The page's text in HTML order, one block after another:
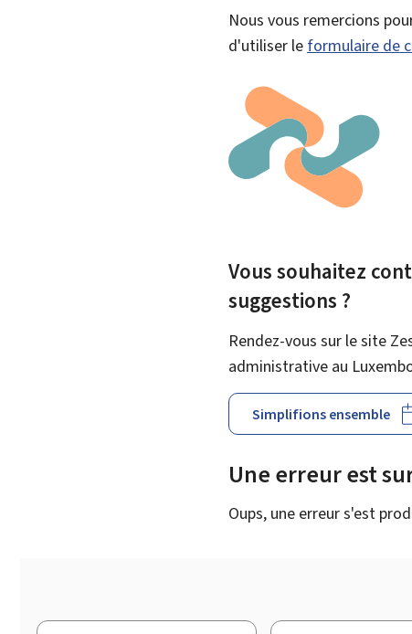
Nous vous remercions
d'utiliser le formulaire de
Vous souhaitez
suggestions ?
Rendez-vous sur le site
administrative au
Simplifions ensemble
Une erreur est
Oups, une erreur s'est